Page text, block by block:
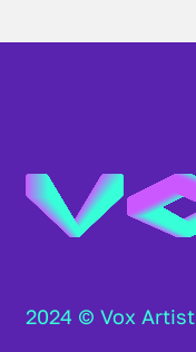
2024 © Vox Artist